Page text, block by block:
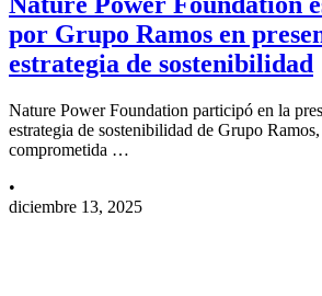
por Grupo Ramos en
estrategia de sostenibilidad
Nature Power Foundation participó en la
estrategia de sostenibilidad de Grupo
comprometida …
•
diciembre 13, 2025